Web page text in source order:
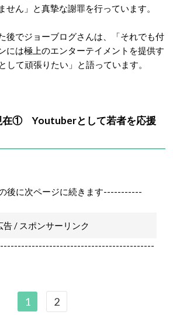
せん」と真摯な謝罪を行っています。
後でジョーブログさんは、「それでも付
には極上のエンターテイメントを提供す
して頑張りたい」と語っています。
在① Youtuberとして若者を応援
後に次ページに続きます-----------
告 / スポンサーリンク
1 2